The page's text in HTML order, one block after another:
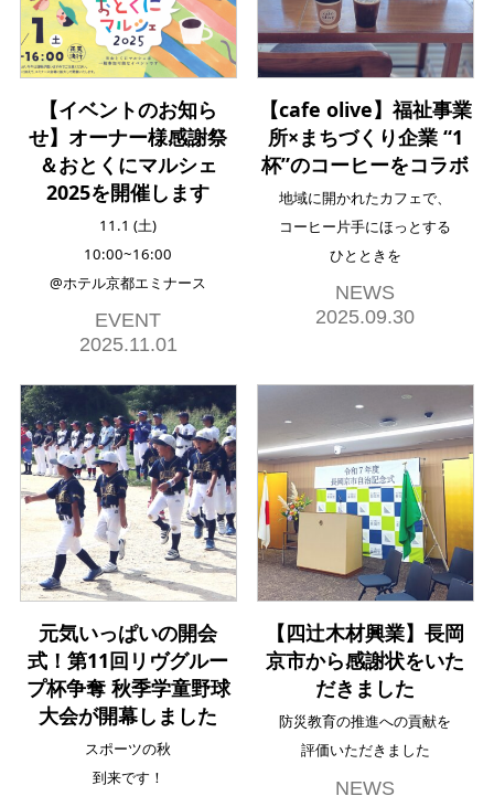
【イベントのお知ら
せ】オーナー様感謝祭
＆おとくにマルシェ
2025を開催します
11.1 (土)
10:00~16:00
@ホテル京都エミナース
EVENT
2025.11.01
【cafe olive】福祉事業
所×まちづくり企業 “1
杯”のコーヒーをコラボ
地域に開かれたカフェで、
コーヒー片手にほっとする
ひとときを
NEWS
2025.09.30
元気いっぱいの開会
式！第11回リヴグルー
プ杯争奪 秋季学童野球
大会が開幕しました
スポーツの秋
到来です！
【四辻木材興業】長岡
京市から感謝状をいた
だきました
防災教育の推進への貢献を
評価いただきました
NEWS